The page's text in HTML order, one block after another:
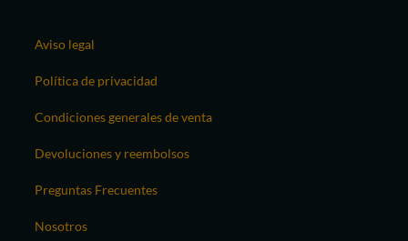
Aviso legal
Política de privacidad
Condiciones generales de venta
Devoluciones y reembolsos
Preguntas Frecuentes
Nosotros